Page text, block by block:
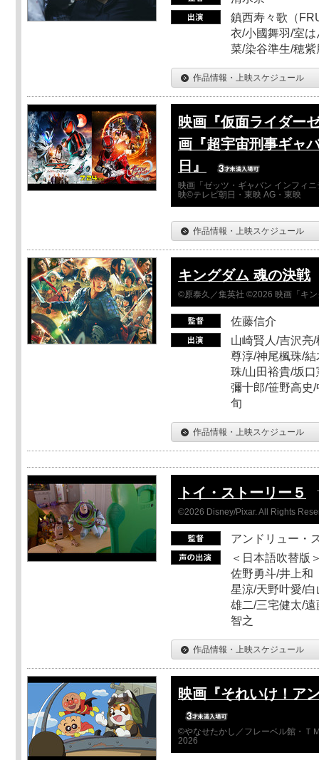
鎮西寿々歌（
衣/小國舞羽/室
菜/染谷準生/穂
作品情報・上映スケジュール
映画『仮面ライダー
画『超宇宙刑事ギャ
日』
映画「ゼッツ・ギャバン インフィ
映©テレビ朝日・東映 AG・東映
作品情報・上映スケジュール
キングダム 魂の決戦
©原泰久／集英社 ©2026 映画「キ
佐藤信介
山崎賢人/吉沢亮
尊淳/神尾楓珠/
珠/山田裕貴/坂
彌十郎/笹野高史
旬
作品情報・上映スケジュール
トイ・ストーリー５
©2026 Disney/Pixar. All Rights
アンドリュー・
＜日本語吹替版
佐野勇斗/井上和
星涼/天野叶愛/
雄二/三宅健太/
智之
作品情報・上映スケジュール
映画『それいけ！ア
©やなせたかし／フレーベル館・Ｔ
2026